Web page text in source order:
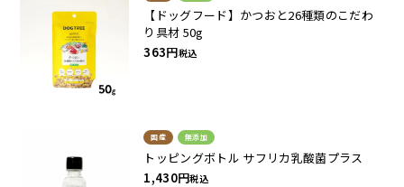
お試しセット
【ドッグフード】かつおと26種類のこだわ
り具材 50g
363
税込
国産 無添加
トッピングボトル サフリカ乳酸菌プラス
1,430
税込